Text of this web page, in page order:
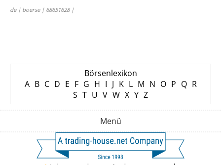
de | boerse | 68651628 |
Börsenlexikon
A B C D E F G H I J K L M N O P Q R
S T U V W X Y Z
Menü